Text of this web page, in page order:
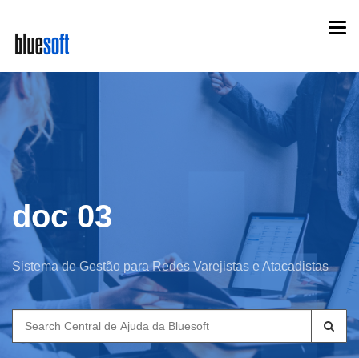
main
content
doc 03
Sistema de Gestão para Redes Varejistas e Atacadistas
Search
for: